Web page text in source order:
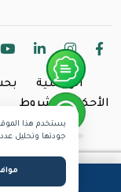
الرئيسية
الأحكام والشروط
يستخدم هذا
جودتها وتحليل عدد